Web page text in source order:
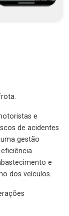
e
de acidentes
gestão
e
dos veículos.